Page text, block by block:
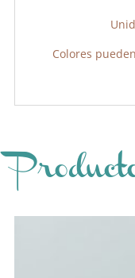
Colores